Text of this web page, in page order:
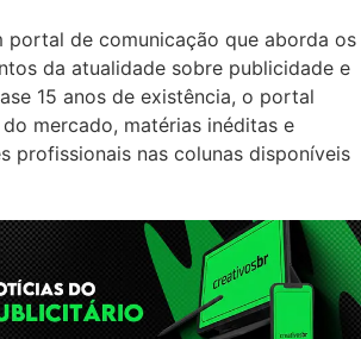
portal de comunicação que aborda os
da atualidade sobre publicidade e
15 anos de existência, o portal
mercado, matérias inéditas e
profissionais nas colunas disponíveis